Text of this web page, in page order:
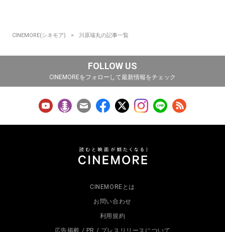
CINEMORE(シネモア) 川原瑞丸の記事一覧
FOLLOW US
CINEMOREをフォローして最新情報をチェック
CINEMOREとは
お問い合わせ
利用規約
広告掲載 / PR / プレスリリースについて